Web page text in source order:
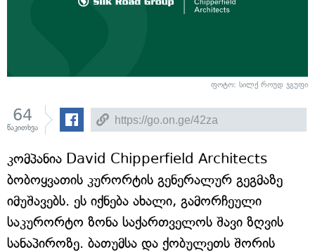
ფოტო: სილქ როუდ ჯგუფი
64
წაკითხვა
კომპანია David Chipperfield Architects
ბობოყვათის კურორტის გენერალურ გეგმაზე
იმუშავებს. ეს იქნება ახალი, გამორჩეული
საკურორტო ზონა საქართველოს შავი ზღვის
სანაპიროზე. ბათუმსა და ქობულეთს შორის